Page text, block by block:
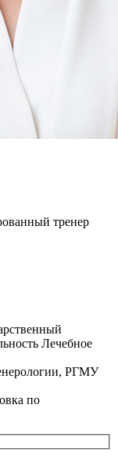
тренер
Лечебное
РГМУ
по